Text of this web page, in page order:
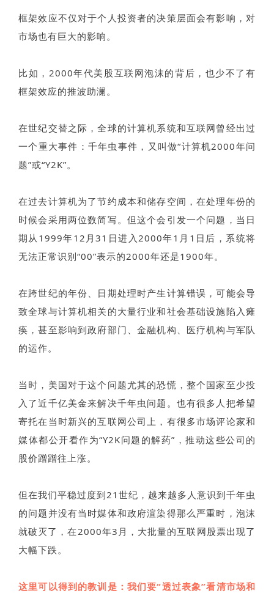
框架效应不仅对于个人投资者的决策层面会有影响，对
市场也有巨大的影响。
比如，2000年代美股互联网泡沫的背后，也少不了有
框架效应的推波助澜。
在世纪交替之际，全球的计算机系统和互联网曾经出过
一个重大事件：千年虫事件，又叫做“计算机2000年问
题”或“Y2K”。
在过去计算机为了节约成本和储存空间，在处理年份的
时候会采用两位数简写。但这个会引发一个问题，当日
期从1999年12月31日进入2000年1月1日后，系统将
无法正常识别“00”表示的2000年还是1900年。
在跨世纪的年份、日期处理时产生计算错误，可能会导
致全球与计算机相关的大量行业和社会基础设施陷入瘫
痪，甚至影响到政府部门、金融机构、医疗机构与军队
的运作。
当时，美国对于这个问题尤其的恐慌，整个国家至少投
入了近千亿美金来解决千年虫问题。也有很多人把希望
寄托在当时新兴的互联网公司上，有很多市场评论家和
媒体都公开看作为“Y2K问题的解药”，推动这些公司的
股价蹭蹭往上涨。
但在我们平稳过度到21世纪，越来越多人意识到千年虫
的问题并没有当时媒体和政府渲染得那么严重时，泡沫
就破灭了，在2000年3月，大批量的互联网股票出现了
大幅下跌。
这里可以得到的教训是：我们要“透过表象”看清市场和